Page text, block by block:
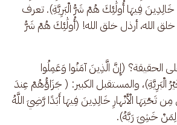
فِيهَا أُولَٰئِكَ هُمْ شَرُّ الْبَرِيَّةِ). تعرف
الله، أرذل خلق الله! (أُولَٰئِكَ هُمْ شَرُّ
الحقيقة؟ (إِنَّ الَّذِينَ آمَنُوا وَعَمِلُوا
والمستقبل الكبير: ( جَزَاؤُهُمْ عِندَ
الْأَنْهارِ خَالِدِينَ فِيهَا أَبَدًا رَّضِيَ اللَّهُ
خَشِيَ رَبَّهُ).